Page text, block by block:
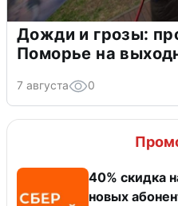
Дожди и грозы:
Поморье на
7 августа 0
40% скидка
новых